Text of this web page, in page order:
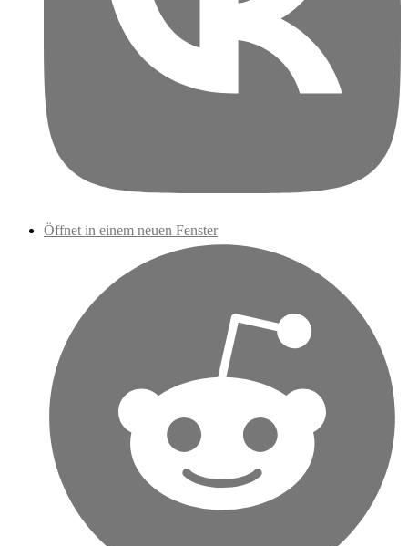
Öffnet in einem neuen Fenster